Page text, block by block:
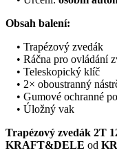
Obsah balení:
• Trapézový zvedák
• Ráčna pro ovládání
• Teleskopický klíč
• 2× oboustranný
• Gumové ochranné
• Úložný vak
Trapézový zvedák 2T
KRAFT&DELE od